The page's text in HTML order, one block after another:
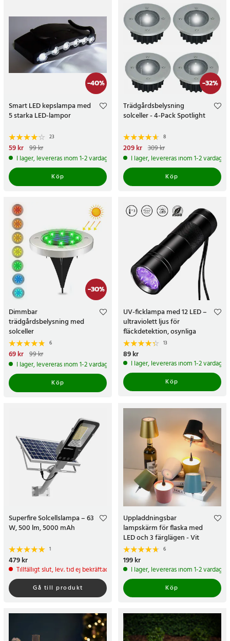
-40%
Smart LED kepslampa med
5 starka LED-lampor
23
Nuvarande pris
pris:99 kr
59 kr 99 kr
I lager, levereras inom 1-2 vardagar
Köp
-32%
Trädgårdsbelysning
solceller - 4-Pack Spotlight
8
Nuvarande pris
pris:309 kr
209 kr 309 kr
I lager, levereras inom 1-2 vardagar
Köp
-30%
Dimmbar
trädgårdsbelysning med
solceller
6
Nuvarande pris
pris:99 kr
69 kr 99 kr
I lager, levereras inom 1-2 vardagar
Köp
UV-ficklampa med 12 LED –
ultraviolett ljus för
fläckdetektion, osynliga
meddelanden och spårsäkring
13
Pris:89 kr
89 kr
I lager, levereras inom 1-2 vardagar
Köp
Superfire Solcellslampa – 63
W, 500 lm, 5000 mAh
1
Pris:479 kr
479 kr
Tillfälligt slut, lev. tid ej bekräftad.
Gå till produkt
Uppladdningsbar
lampskärm för flaska med
LED och 3 färglägen - Vit
6
Pris:199 kr
199 kr
I lager, levereras inom 1-2 vardagar
Köp